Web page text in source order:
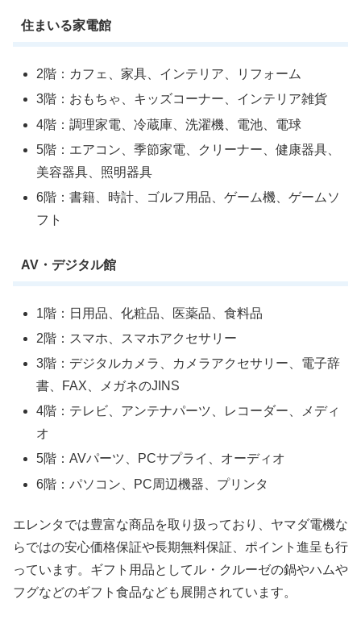
住まいる家電館
2階：カフェ、家具、インテリア、リフォーム
3階：おもちゃ、キッズコーナー、インテリア雑貨
4階：調理家電、冷蔵庫、洗濯機、電池、電球
5階：エアコン、季節家電、クリーナー、健康器具、
美容器具、照明器具
6階：書籍、時計、ゴルフ用品、ゲーム機、ゲームソ
フト
AV・デジタル館
1階：日用品、化粧品、医薬品、食料品
2階：スマホ、スマホアクセサリー
3階：デジタルカメラ、カメラアクセサリー、電子辞
書、FAX、メガネのJINS
4階：テレビ、アンテナパーツ、レコーダー、メディ
オ
5階：AVパーツ、PCサプライ、オーディオ
6階：パソコン、PC周辺機器、プリンタ
エレンタでは豊富な商品を取り扱っており、ヤマダ電機な
らではの安心価格保証や長期無料保証、ポイント進呈も行
っています。ギフト用品としてル・クルーゼの鍋やハムや
フグなどのギフト食品なども展開されています。